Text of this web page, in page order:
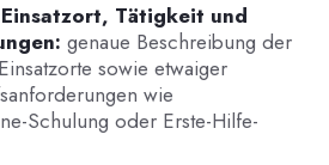
Tätigkeit und
genaue Beschreibung der
sowie etwaiger
wie
Schulung oder Erste-Hilfe-